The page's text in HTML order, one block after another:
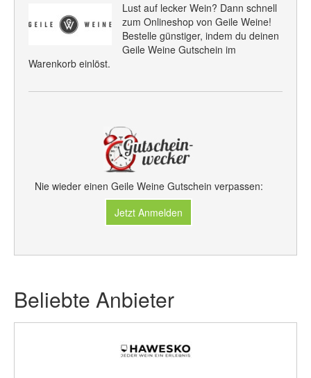
Lust auf lecker Wein? Dann schnell
zum Onlineshop von Geile Weine!
Bestelle günstiger, indem du deinen
Geile Weine Gutschein im
Warenkorb einlöst.
Nie wieder einen Geile Weine Gutschein verpassen:
Jetzt Anmelden
Beliebte Anbieter